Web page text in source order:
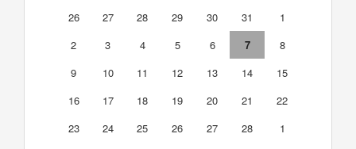
26
27 28 29 30 31
1
2
3 4 5 6 7
8
9
10 11 12 13 14
15
16
17 18 19 20 21
22
23
24 25 26 27 28
1